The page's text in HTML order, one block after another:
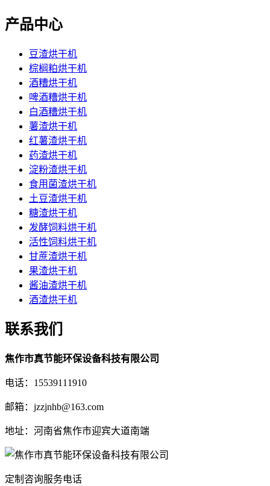
产品中心
豆渣烘干机
棕榈粕烘干机
酒糟烘干机
啤酒糟烘干机
白酒糟烘干机
薯渣烘干机
红薯渣烘干机
药渣烘干机
淀粉渣烘干机
食用菌渣烘干机
土豆渣烘干机
糖渣烘干机
发酵饲料烘干机
活性饲料烘干机
甘蔗渣烘干机
果渣烘干机
酱油渣烘干机
酒渣烘干机
联系我们
焦作市真节能环保设备科技有限公司
电话：15539111910
邮箱：jzzjnhb@163.com
地址：河南省焦作市迎宾大道南端
定制咨询服务电话